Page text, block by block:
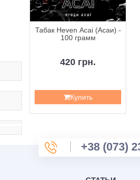
Табак Heven Acai (Асаи) -
100 грамм
420 грн.
Купить
+38 (073)